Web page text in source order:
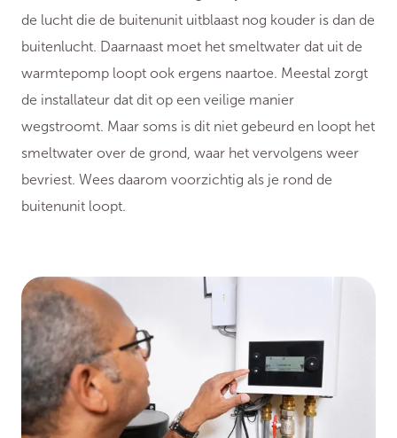
de lucht die de buitenunit uitblaast nog kouder is dan de
buitenlucht. Daarnaast moet het smeltwater dat uit de
warmtepomp loopt ook ergens naartoe. Meestal zorgt
de installateur dat dit op een veilige manier
wegstroomt. Maar soms is dit niet gebeurd en loopt het
smeltwater over de grond, waar het vervolgens weer
bevriest. Wees daarom voorzichtig als je rond de
buitenunit loopt.